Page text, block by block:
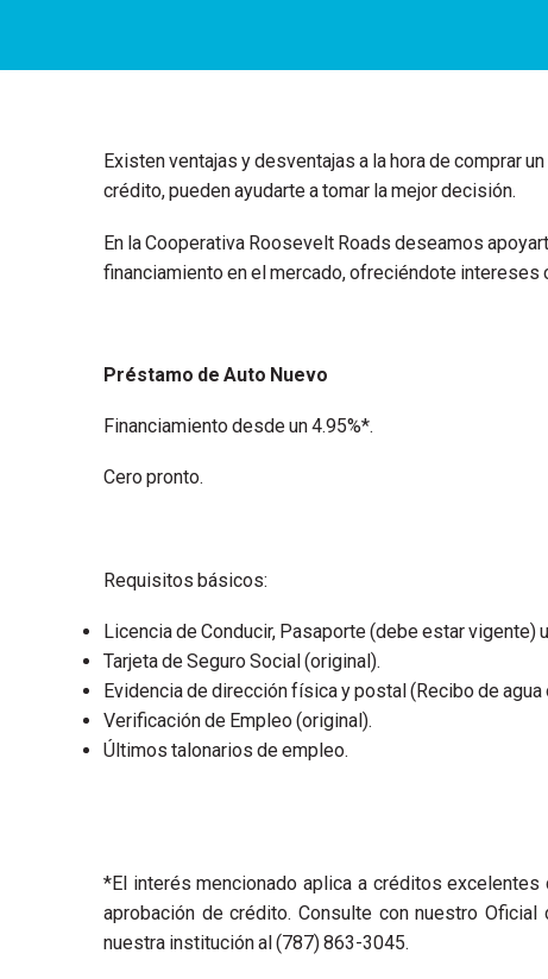
Existen ventajas y desventajas a la hora de comprar
crédito, pueden ayudarte a tomar la mejor decisión.
En la Cooperativa Roosevelt Roads deseamos
financiamiento en el mercado, ofreciéndote
Préstamo de Auto Nuevo
Financiamiento desde un 4.95%*.
Cero pronto.
Requisitos básicos:
Licencia de Conducir, Pasaporte (debe estar
Tarjeta de Seguro Social (original).
Evidencia de dirección física y postal (Recibo de agua
Verificación de Empleo (original).
Últimos talonarios de empleo.
*El interés mencionado aplica a créditos
aprobación de crédito. Consulte con nuestro
nuestra institución al (787) 863-3045.